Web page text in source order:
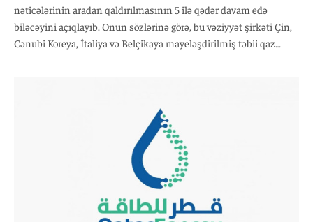
nəticələrinin aradan qaldırılmasının 5 ilə qədər davam edə
biləcəyini açıqlayıb. Onun sözlərinə görə, bu vəziyyət şirkəti Çin,
Cənubi Koreya, İtaliya və Belçikaya mayeləşdirilmiş təbii qaz